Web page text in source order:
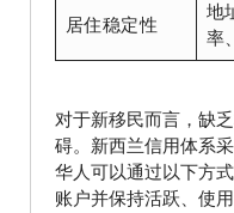
居住稳定性
地
率
对于新移民而言，缺
碍。新西兰信用体系
华人可以通过以下方
账户并保持活跃、使